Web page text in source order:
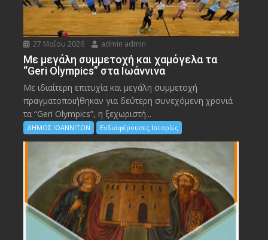
27 Μαΐου 2026 admin admin
Με μεγάλη συμμετοχή και χαμόγελα τα
“Geri Olympics” στα Ιωάννινα
Με ιδιαίτερη επιτυχία και μεγάλη συμμετοχή
πραγματοποιήθηκαν για δεύτερη συνεχόμενη χρονιά
τα “Geri Olympics”, η ξεχωριστή...
ΔΗΜΟΣ ΙΩΑΝΝΙΤΩΝ Ενδιαφέρουσες Ιστορίες